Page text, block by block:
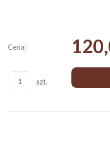
Cena:
szt.